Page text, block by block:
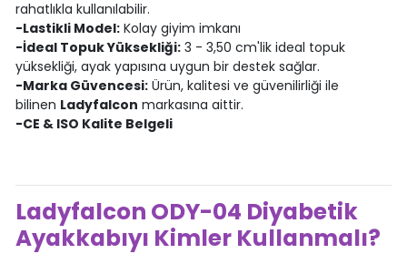
rahatlıkla kullanılabilir.
-Lastikli Model:Kolay giyim imkanı
-İdeal Topuk Yüksekliği:3 - 3,50 cm'lik ideal topuk
yüksekliği, ayak yapısına uygun bir destek sağlar.
-Marka Güvencesi:Ürün, kalitesi ve güvenilirliği ile
bilinen Ladyfalcon markasına aittir.
-CE & ISO Kalite Belgeli
Ladyfalcon ODY-04 Diyabetik
Ayakkabıyı Kimler Kullanmalı?